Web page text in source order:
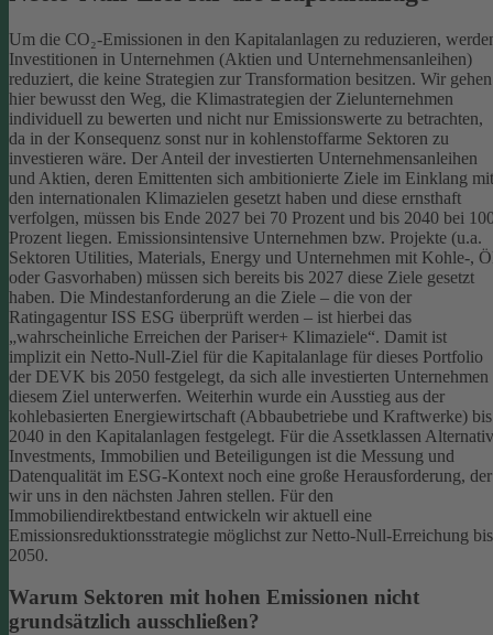
Um die CO₂-Emissionen in den Kapitalanlagen zu reduzieren,
Investitionen in Unternehmen (Aktien und Unternehmensanleihen)
reduziert, die keine Strategien zur Transformation besitzen. Wir gehen
hier bewusst den Weg, die Klimastrategien der Zielunternehmen
individuell zu bewerten und nicht nur Emissionswerte zu betrachten,
da in der Konsequenz sonst nur in kohlenstoffarme Sektoren zu
investieren wäre. Der Anteil der investierten Unternehmensanleihen
und Aktien, deren Emittenten sich ambitionierte Ziele im Einklang mit
den internationalen Klimazielen gesetzt haben und diese ernsthaft
verfolgen, müssen bis Ende 2027 bei 70 Prozent und bis 2040 bei
Prozent liegen. Emissionsintensive Unternehmen bzw. Projekte (u.a.
Sektoren Utilities, Materials, Energy und Unternehmen mit Kohle-,
oder Gasvorhaben) müssen sich bereits bis 2027 diese Ziele gesetzt
haben. Die Mindestanforderung an die Ziele – die von der
Ratingagentur ISS ESG überprüft werden – ist hierbei das
„wahrscheinliche Erreichen der Pariser+ Klimaziele“. Damit ist
implizit ein Netto-Null-Ziel für die Kapitalanlage für dieses Portfolio
der DEVK bis 2050 festgelegt, da sich alle investierten Unternehmen
diesem Ziel unterwerfen. Weiterhin wurde ein Ausstieg aus der
kohlebasierten Energiewirtschaft (Abbaubetriebe und Kraftwerke) bis
2040 in den Kapitalanlagen festgelegt. Für die Assetklassen
Investments, Immobilien und Beteiligungen ist die Messung und
Datenqualität im ESG-Kontext noch eine große Herausforderung, der
wir uns in den nächsten Jahren stellen. Für den
Immobiliendirektbestand entwickeln wir aktuell eine
Emissionsreduktionsstrategie möglichst zur Netto-Null-Erreichung bis
2050.
Warum Sektoren mit hohen Emissionen nicht
grundsätzlich ausschließen?